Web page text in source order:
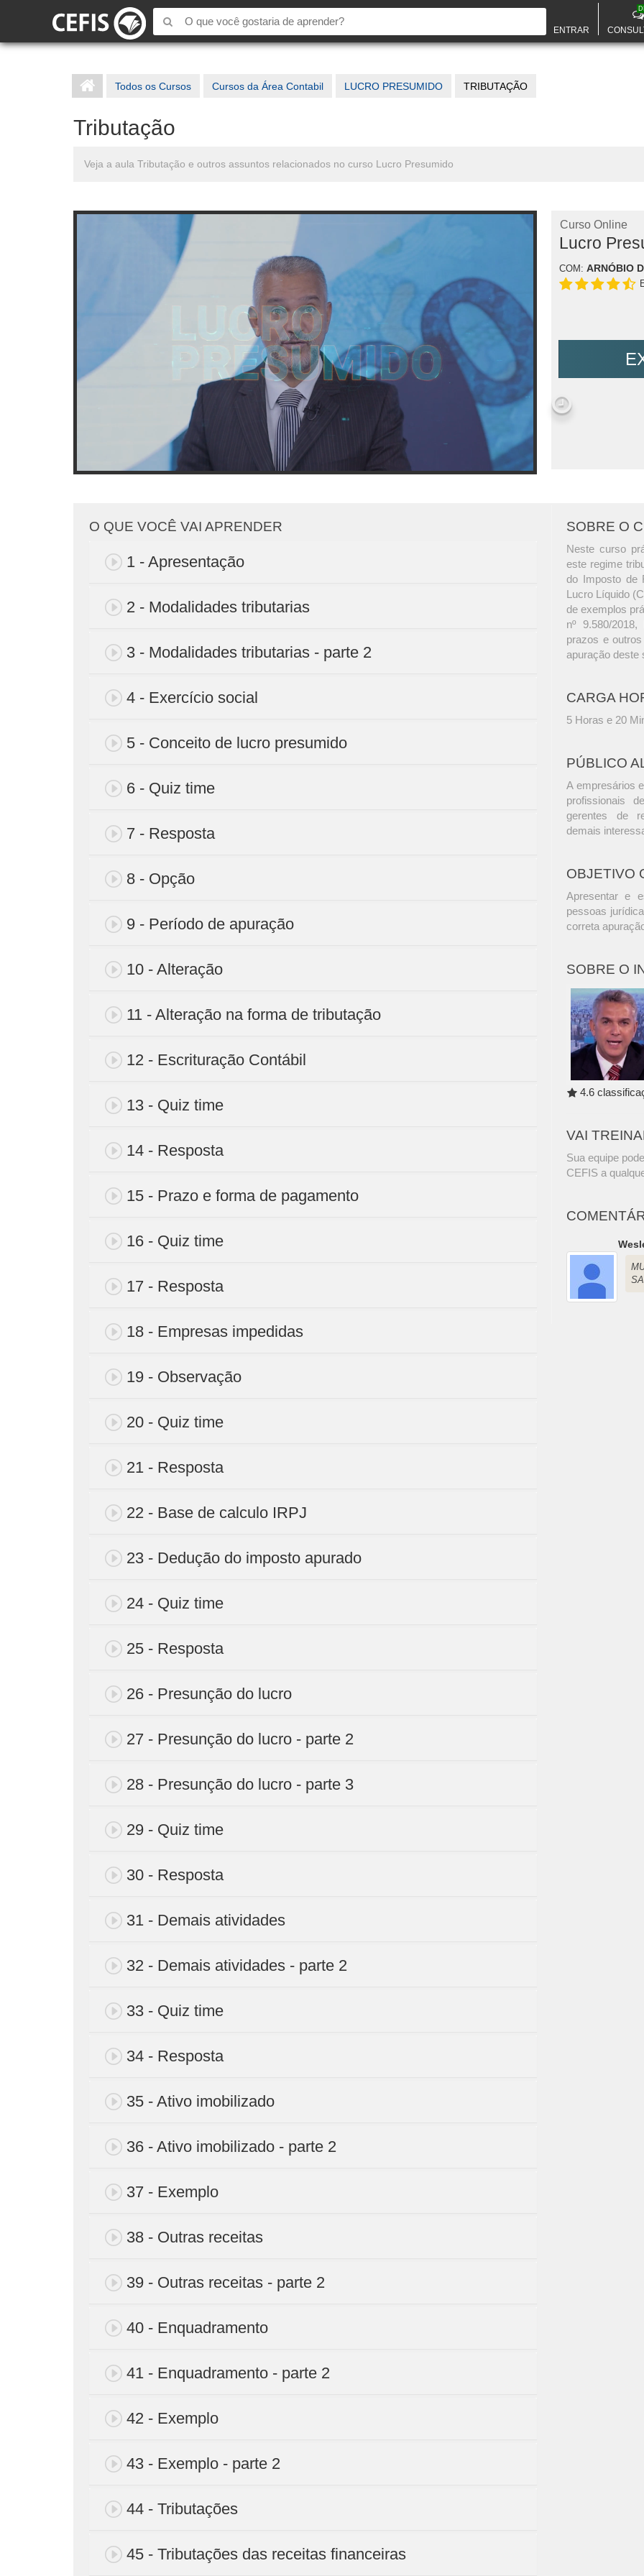
ENTRAR
Todos os Cursos Cursos da Área Contabil LUCRO PRESUMIDO TRIBUTAÇÃO
Tributação
Veja a aula Tributação e outros assuntos relacionados no curso Lucro Presumido
Curso Online
Lucro
COM: ARNÓBIO
O QUE VOCÊ VAI APRENDER
1 - Apresentação
2 - Modalidades tributarias
3 - Modalidades tributarias - parte 2
4 - Exercício social
5 - Conceito de lucro presumido
6 - Quiz time
7 - Resposta
8 - Opção
9 - Período de apuração
10 - Alteração
11 - Alteração na forma de tributação
12 - Escrituração Contábil
13 - Quiz time
14 - Resposta
15 - Prazo e forma de pagamento
16 - Quiz time
17 - Resposta
18 - Empresas impedidas
19 - Observação
20 - Quiz time
21 - Resposta
22 - Base de calculo IRPJ
23 - Dedução do imposto apurado
24 - Quiz time
25 - Resposta
26 - Presunção do lucro
27 - Presunção do lucro - parte 2
28 - Presunção do lucro - parte 3
29 - Quiz time
30 - Resposta
31 - Demais atividades
32 - Demais atividades - parte 2
33 - Quiz time
34 - Resposta
35 - Ativo imobilizado
36 - Ativo imobilizado - parte 2
37 - Exemplo
38 - Outras receitas
39 - Outras receitas - parte 2
40 - Enquadramento
41 - Enquadramento - parte 2
42 - Exemplo
43 - Exemplo - parte 2
44 - Tributações
45 - Tributações das receitas financeiras
SOBRE O
Neste curso
este regime
do Imposto de
Lucro Líquido
de exemplos
nº 9.580/
prazos e
apuração deste
CARGA
5 Horas e 20
PÚBLICO
A empresários
profissionais
gerentes de
demais
OBJETIVO
Apresentar e
pessoas
correta
SOBRE O
4.6
VAI
Sua equipe
CEFIS a